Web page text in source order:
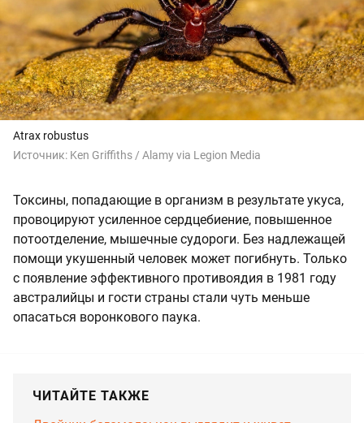
Atrax robustus
Источник: Ken Griffiths / Alamy via Legion Media
Токсины, попадающие в организм в результате укуса,
провоцируют усиленное сердцебиение, повышенное
потоотделение, мышечные судороги. Без надлежащей
помощи укушенный человек может погибнуть. Только
с появление эффективного противоядия в 1981 году
австралийцы и гости страны стали чуть меньше
опасаться воронкового паука.
ЧИТАЙТЕ ТАКЖЕ